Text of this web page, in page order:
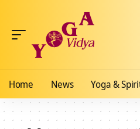
Home News Yoga &